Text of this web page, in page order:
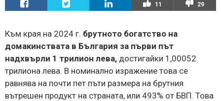
11 29
Към края на 2024 г. брутното богатство на
домакинствата в България за първи път
надхвърли 1 трилион лева, достигайки 1,00052
трилиона лева. В номинално изражение това се
равнява на почти пет пъти размера на брутния
вътрешен продукт на страната, или 493% от БВП. Това